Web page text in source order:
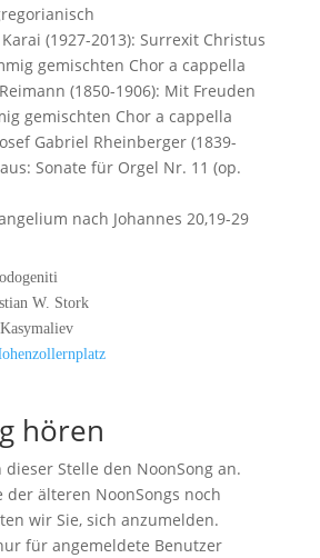
Karai (1927-2013): Surrexit Christus
gemischten Chor a cappella
(1850-1906): Mit Freuden
gemischten Chor a cappella
Gabriel Rheinberger (1839-
Sonate für Orgel Nr. 11 (op.
nach Johannes 20,19-29
W. Stork
hören
dieser Stelle den NoonSong an.
der älteren NoonSongs noch
wir Sie, sich anzumelden.
für angemeldete Benutzer